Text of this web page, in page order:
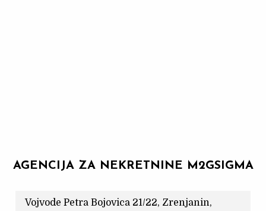
AGENCIJA ZA NEKRETNINE M2GSIGMA
Vojvode Petra Bojovica 21/22, Zrenjanin,